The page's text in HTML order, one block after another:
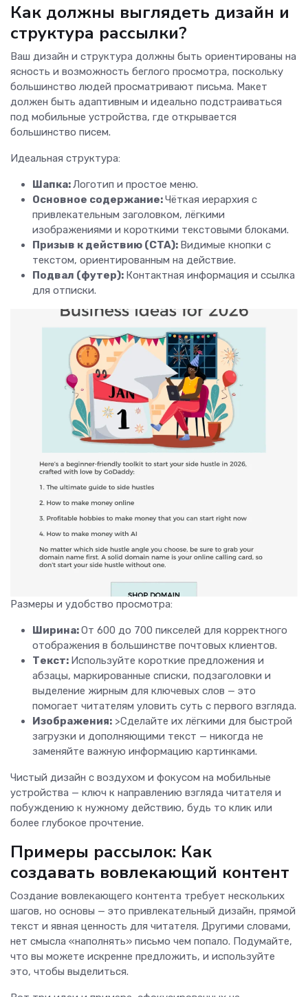
Как должны выглядеть дизайн и
структура рассылки?
Ваш дизайн и структура должны быть ориентированы на
ясность и возможность беглого просмотра, поскольку
большинство людей просматривают письма. Макет
должен быть адаптивным и идеально подстраиваться
под мобильные устройства, где открывается
большинство писем.
Идеальная структура:
Шапка:Логотип и простое меню.
Основное содержание:Чёткая иерархия с
привлекательным заголовком, лёгкими
изображениями и короткими текстовыми блоками.
Призыв к действию (CTA): Видимые кнопки с
текстом, ориентированным на действие.
Подвал (футер): Контактная информация и ссылка
для отписки.
Размеры и удобство просмотра:
Ширина:От 600 до 700 пикселей для корректного
отображения в большинстве почтовых клиентов.
Текст: Используйте короткие предложения и
абзацы, маркированные списки, подзаголовки и
выделение жирным для ключевых слов — это
помогает читателям уловить суть с первого взгляда.
Изображения: >Сделайте их лёгкими для быстрой
загрузки и дополняющими текст — никогда не
заменяйте важную информацию картинками.
Чистый дизайн с воздухом и фокусом на мобильные
устройства — ключ к направлению взгляда читателя и
побуждению к нужному действию, будь то клик или
более глубокое прочтение.
Примеры рассылок: Как
создавать вовлекающий контент
Создание вовлекающего контента требует нескольких
шагов, но основы — это привлекательный дизайн, прямой
текст и явная ценность для читателя. Другими словами,
нет смысла «наполнять» письмо чем попало. Подумайте,
что вы можете искренне предложить, и используйте
это, чтобы выделиться.